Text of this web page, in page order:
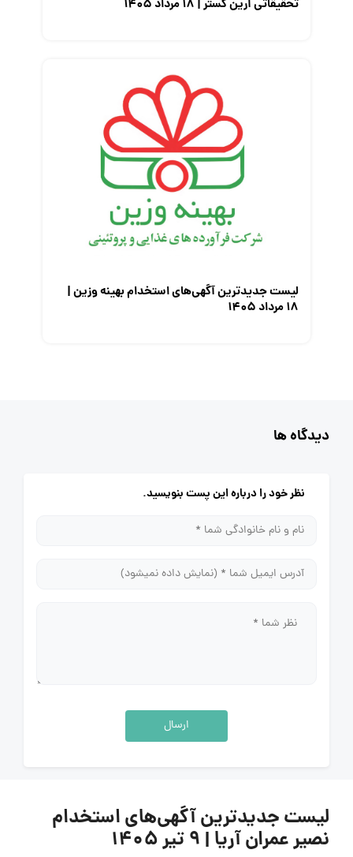
تحقیقاتی آرین گستر | ۱۸ مرداد ۱۴۰۵
لیست جدیدترین آگهی‌های استخدام بهینه وزین |
۱۸ مرداد ۱۴۰۵
دیدگاه ها
نظر خود را درباره این پست بنویسید.
ارسال
لیست جدیدترین آگهی‌های استخدام
نصیر عمران آریا | ۹ تیر ۱۴۰۵